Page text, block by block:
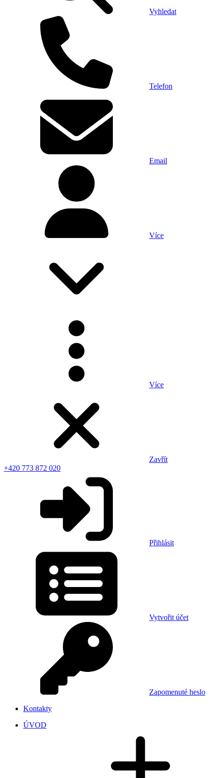
Vyhledat
Telefon
Email
Více
Více
Zavřít
+420 773 872 020
Přihlásit
Vytvořit účet
Zapomenuté heslo
Kontakty
ÚVOD